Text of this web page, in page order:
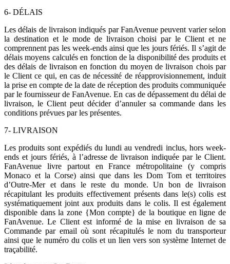
6- DÉLAIS
Les délais de livraison indiqués par FanAvenue peuvent varier selon
la destination et le mode de livraison choisi par le Client et ne
comprennent pas les week-ends ainsi que les jours fériés. Il s’agit de
délais moyens calculés en fonction de la disponibilité des produits et
des délais de livraison en fonction du moyen de livraison chois par
le Client ce qui, en cas de nécessité de réapprovisionnement, induit
la prise en compte de la date de réception des produits communiquée
par le fournisseur de FanAvenue. En cas de dépassement du délai de
livraison, le Client peut décider d’annuler sa commande dans les
conditions prévues par les présentes.
7- LIVRAISON
Les produits sont expédiés du lundi au vendredi inclus, hors week-
ends et jours fériés, à l’adresse de livraison indiquée par le Client.
FanAvenue livre partout en France métropolitaine (y compris
Monaco et la Corse) ainsi que dans les Dom Tom et territoires
d’Outre-Mer et dans le reste du monde. Un bon de livraison
récapitulant les produits effectivement présents dans le(s) colis est
systématiquement joint aux produits dans le colis. Il est également
disponible dans la zone {Mon compte} de la boutique en ligne de
FanAvenue. Le Client est informé de la mise en livraison de sa
Commande par email où sont récapitulés le nom du transporteur
ainsi que le numéro du colis et un lien vers son système Internet de
traçabilité.